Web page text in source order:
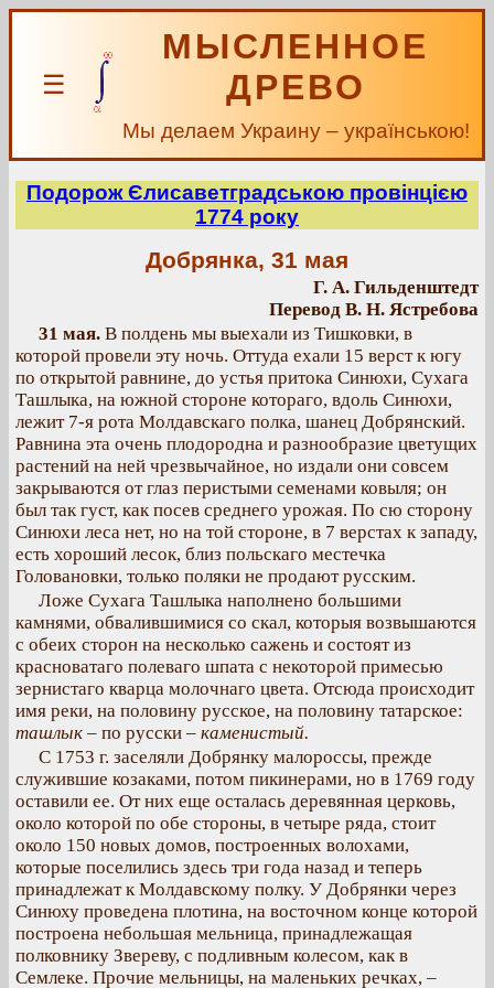
☰
МЫСЛЕННОЕ
ДРЕВО
Мы делаем Украину – українською!
Подорож Єлисаветградською провінцією
1774 року
Добрянка, 31 мая
Г. А. Гильденштедт
Перевод В. Н. Ястребова
31 мая. В полдень мы выехали из Тишковки, в
которой провели эту ночь. Оттуда ехали 15 верст к югу
по открытой равнине, до устья притока Синюхи, Сухага
Ташлыка, на южной стороне котораго, вдоль Синюхи,
лежит 7-я рота Молдавскаго полка, шанец Добрянский.
Равнина эта очень плодородна и разнообразие цветущих
растений на ней чрезвычайное, но издали они совсем
закрываются от глаз перистыми семенами ковыля; он
был так густ, как посев среднего урожая. По сю сторону
Синюхи леса нет, но на той стороне, в 7 верстах к западу,
есть хороший лесок, близ польскаго местечка
Головановки, только поляки не продают русским.
Ложе Сухага Ташлыка наполнено большими
камнями, обвалившимися со скал, которыя возвышаются
с обеих сторон на несколько сажень и состоят из
красноватаго полеваго шпата с некоторой примесью
зернистаго кварца молочнаго цвета. Отсюда происходит
имя реки, на половину русское, на половину татарское:
ташлык – по русски – каменистый.
С 1753 г. заселяли Добрянку малороссы, прежде
служившие козаками, потом пикинерами, но в 1769 году
оставили ее. От них еще осталась деревянная церковь,
около которой по обе стороны, в четыре ряда, стоит
около 150 новых домов, построенных волохами,
которые поселились здесь три года назад и теперь
принадлежат к Молдавскому полку. У Добрянки через
Синюху проведена плотина, на восточном конце которой
построена небольшая мельница, принадлежащая
полковнику Звереву, с подливным колесом, как в
Семлеке. Прочие мельницы, на маленьких речках, –